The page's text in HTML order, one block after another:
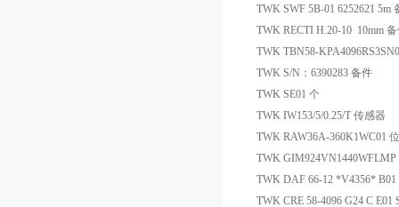
TWK SWF 5B-01 6252621 5m
TWK RECTI H.20-10 10mm
TWK TBN58-
TWK S/N：6390283 备件
TWK SE01 个
TWK IW153/5/0.25/T 传感器
TWK RAW36A-360K1WC01
TWK GIM924VN1440WFLMP
TWK DAF 66-12 *V4356*
TWK CRE 58-4096 G24 C E01